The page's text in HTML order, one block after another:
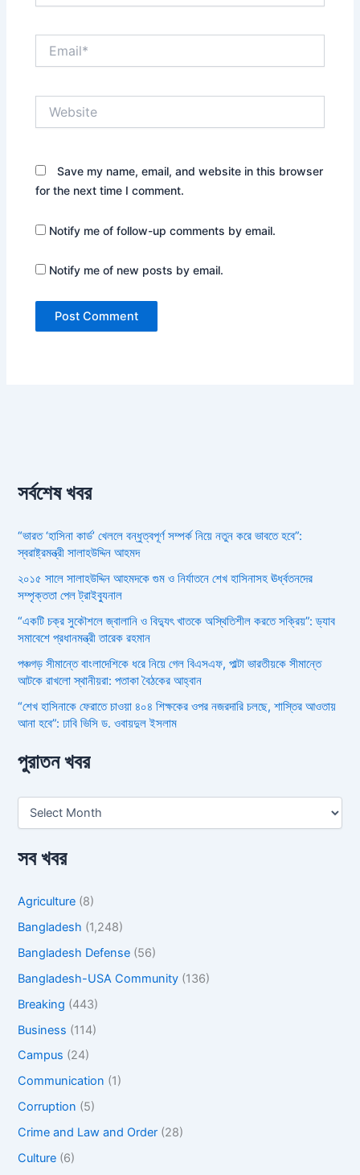
Save my name, email, and website in this browser
for the next time I comment.
Notify me of follow-up comments by email.
Notify me of new posts by email.
সর্বশেষ খবর
“ভারত ‘হাসিনা কার্ড’ খেললে বন্ধুত্বপূর্ণ সম্পর্ক নিয়ে নতুন করে ভাবতে হবে”:
স্বরাষ্ট্রমন্ত্রী সালাহউদ্দিন আহমদ
২০১৫ সালে সালাহউদ্দিন আহমদকে গুম ও নির্যাতনে শেখ হাসিনাসহ ঊর্ধ্বতনদের
সম্পৃক্ততা পেল ট্রাইব্যুনাল
“একটি চক্র সুকৌশলে জ্বালানি ও বিদ্যুৎ খাতকে অস্থিতিশীল করতে সক্রিয়”: ড্যাব
সমাবেশে প্রধানমন্ত্রী তারেক রহমান
পঞ্চগড় সীমান্তে বাংলাদেশিকে ধরে নিয়ে গেল বিএসএফ, পাল্টা ভারতীয়কে সীমান্তে
আটকে রাখলো স্থানীয়রা: পতাকা বৈঠকের আহ্বান
“শেখ হাসিনাকে ফেরাতে চাওয়া ৪০৪ শিক্ষকের ওপর নজরদারি চলছে, শাস্তির আওতায়
আনা হবে”: ঢাবি ভিসি ড. ওবায়দুল ইসলাম
পুরাতন খবর
সব খবর
Agriculture (8)
Bangladesh (1,248)
Bangladesh Defense (56)
Bangladesh-USA Community (136)
Breaking (443)
Business (114)
Campus (24)
Communication (1)
Corruption (5)
Crime and Law and Order (28)
Culture (6)